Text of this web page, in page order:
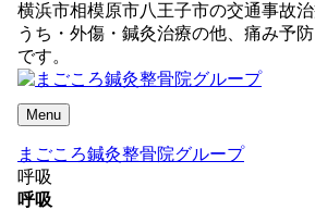
横浜市相模原市八王子市の交通事故
うち・外傷・鍼灸治療の他、痛み予
です。
Menu
まごころ鍼灸整骨院グループ
呼吸
呼吸